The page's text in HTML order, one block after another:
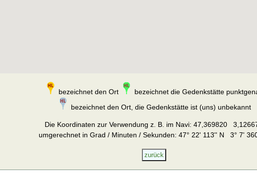
bezeichnet den Ort
bezeichnet die Gedenkstätte
bezeichnet den Ort, die Gedenkstätte ist (uns) unbekannt
Die Koordinaten zur Verwendung z. B. im Navi: 47,369820
umgerechnet in Grad / Minuten / Sekunden: 47° 22' 113'' N 3° 7'